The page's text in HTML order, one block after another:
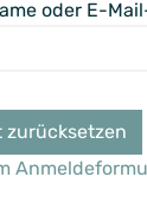
oder E-